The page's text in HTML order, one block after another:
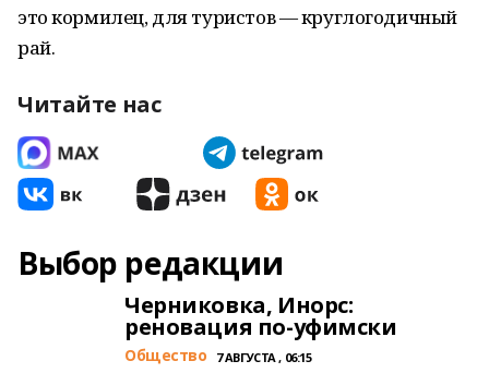
это кормилец, для туристов — круглогодичный
рай.
Читайте нас
Выбор редакции
Черниковка, Инорс:
реновация по-уфимски
Общество 7 АВГУСТА , 06:15